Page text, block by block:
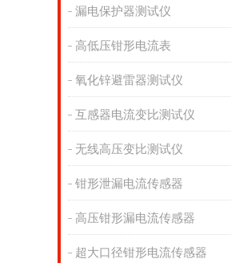
漏电保护器测试仪
高低压钳形电流表
氧化锌避雷器测试仪
互感器电流变比测试仪
无线高压变比测试仪
钳形泄漏电流传感器
高压钳形漏电流传感器
超大口径钳形电流传感器